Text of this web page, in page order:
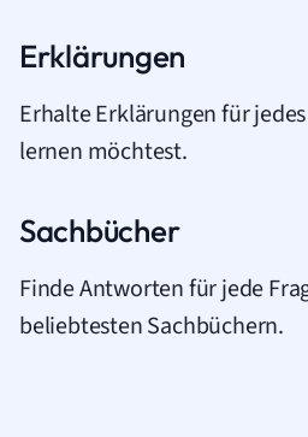
Erklärungen
Erhalte Erklärungen für
lernen möchtest.
Sachbücher
Finde Antworten für jede
beliebtesten Sachbüchern.